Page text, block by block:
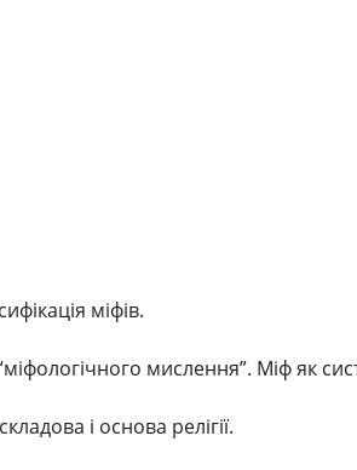
міфів.
мислення”. Міф як
і основа релігії.